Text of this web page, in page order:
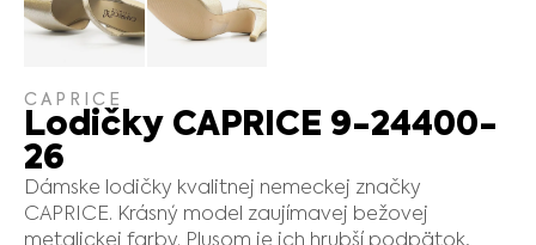
CAPRICE
Lodičky CAPRICE 9-24400-
26
Dámske lodičky kvalitnej nemeckej značky
CAPRICE. Krásný model zaujímavej bežovej
metalickej farby. Plusom je ich hrubší podpätok,